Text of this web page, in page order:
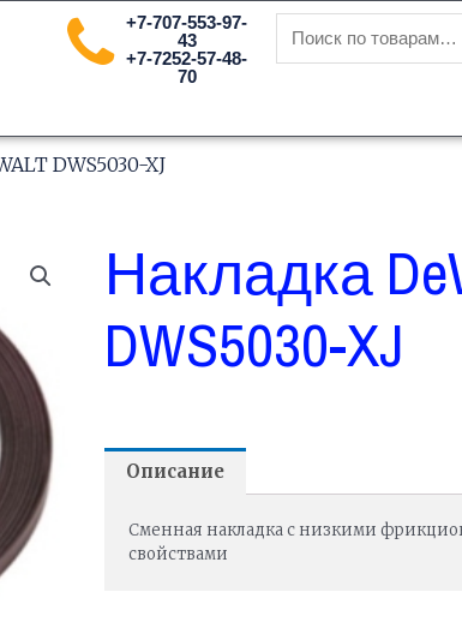
+7-707-553-97-
43
+7-7252-57-48-
70
Искать:
DWS5030-XJ
Накладка
DWS5030-XJ
Описание
Сменная накладка с низкими
свойствами